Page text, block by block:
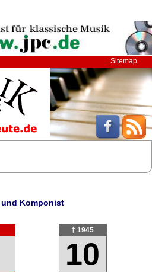
Sitemap
Komponist
† 1945
10